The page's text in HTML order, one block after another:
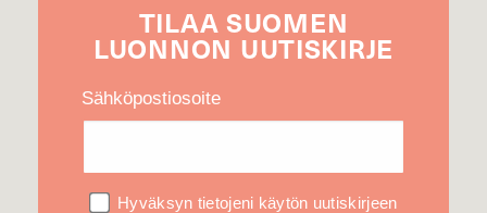
TILAA SUOMEN
LUONNON UUTIS­KIRJE
Sähköpostiosoite
Hyväksyn tietojeni käytön uutiskirjeen